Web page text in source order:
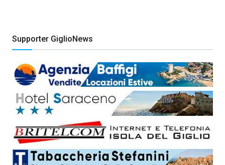
Supporter GiglioNews